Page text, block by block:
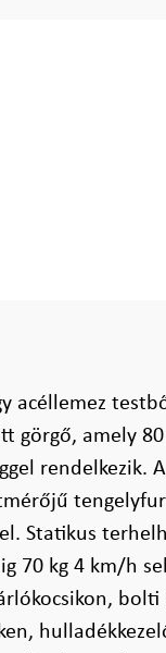
acéllemez
görgő, amely
rendelkezik.
Statikus
70 kg 4 km/h